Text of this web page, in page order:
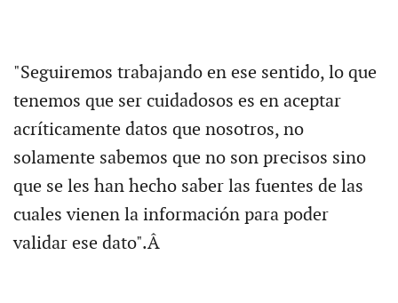
"Seguiremos trabajando en ese sentido, lo que
tenemos que ser cuidadosos es en aceptar
acríticamente datos que nosotros, no
solamente sabemos que no son precisos sino
que se les han hecho saber las fuentes de las
cuales vienen la información para poder
validar ese dato".Â